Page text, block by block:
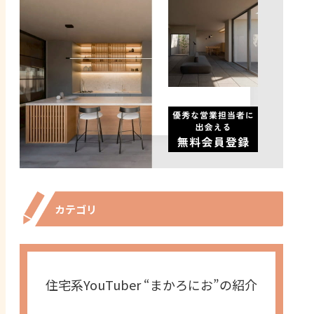
カテゴリ
住宅系YouTuber “まかろにお”の紹介